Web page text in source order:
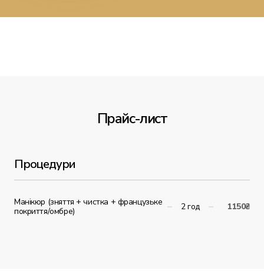
Прайс-лист
Процедури
Манікюр (зняття + чистка + французьке
покриття/омбре)
2 год 1150₴